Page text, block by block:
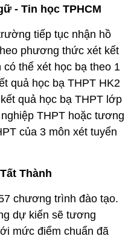
- Tin học TPHCM
tiếp tục nhận hồ
phương thức xét kết
thể xét học bạ theo 1
quả học bạ THPT HK2
quả học bạ THPT lớp
THPT hoặc tương
của 3 môn xét tuyển
Thành
chương trình đào tạo.
dự kiến sẽ tương
mức điểm chuẩn đã